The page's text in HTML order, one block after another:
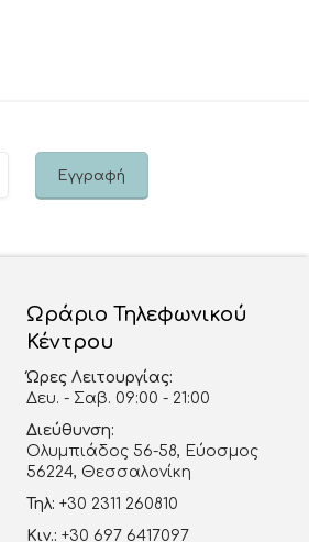
Ωράριο Τηλεφωνικού
Κέντρου
Ώρες Λειτουργίας:
Δευ. - Σαβ. 09:00 - 21:00
Διεύθυνση:
Ολυμπιάδος 56-58, Εύοσμος
56224, Θεσσαλονίκη
Τηλ: +30 2311 260810
Κιν.: +30 697 6417097